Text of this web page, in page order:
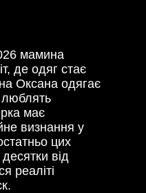
мамина
де одяг стає
Оксана одягає
люблять
має
визнання у
цих
від
реаліті